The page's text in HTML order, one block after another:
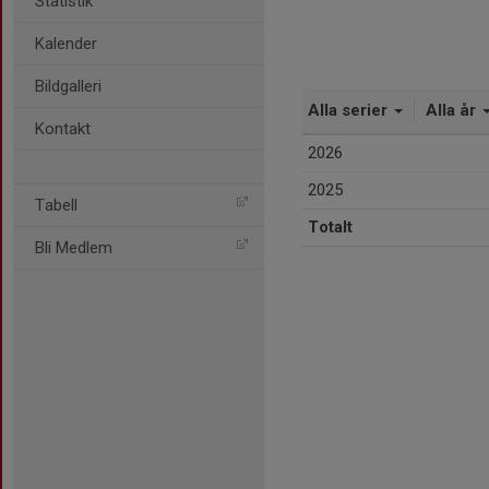
Kalender
Bildgalleri
Kontakt
Tabell
Bli Medlem
Alla serier Alla år
2026
2025
Totalt